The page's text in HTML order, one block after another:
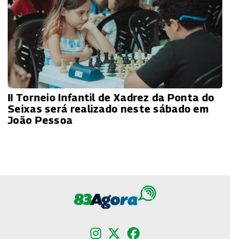
II Torneio Infantil de Xadrez da Ponta do
Seixas será realizado neste sábado em
João Pessoa